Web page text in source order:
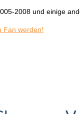
2008 und einige
Fan werden!